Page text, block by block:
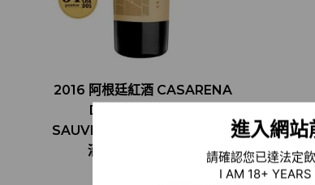
進入網站
請確認您已達法定
I AM 18+ YEARS
2016 阿根廷紅酒 CASARENA
DNA CABERNET
SAUVIGNON (阿根廷世界葡萄
酒大賞 WINES OF